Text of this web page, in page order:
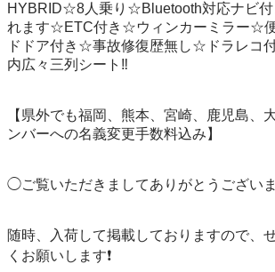
HYBRID☆8人乗り☆Bluetooth対応ナビ
れます☆ETC付き☆ウィンカーミラー☆
ドドア付き☆事故修復歴無し☆ドラレコ
内広々三列シート‼️
【県外でも福岡、熊本、宮崎、鹿児島、
ンバーへの名義変更手数料込み】
◯ご覧いただきましてありがとうございま
随時、入荷して掲載しておりますので、
くお願いします❗️